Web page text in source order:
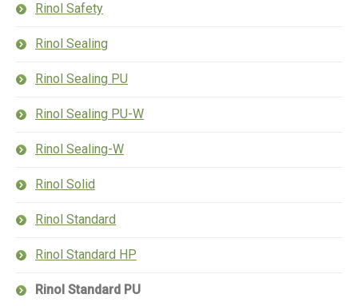
Rinol Safety
Rinol Sealing
Rinol Sealing PU
Rinol Sealing PU-W
Rinol Sealing-W
Rinol Solid
Rinol Standard
Rinol Standard HP
Rinol Standard PU